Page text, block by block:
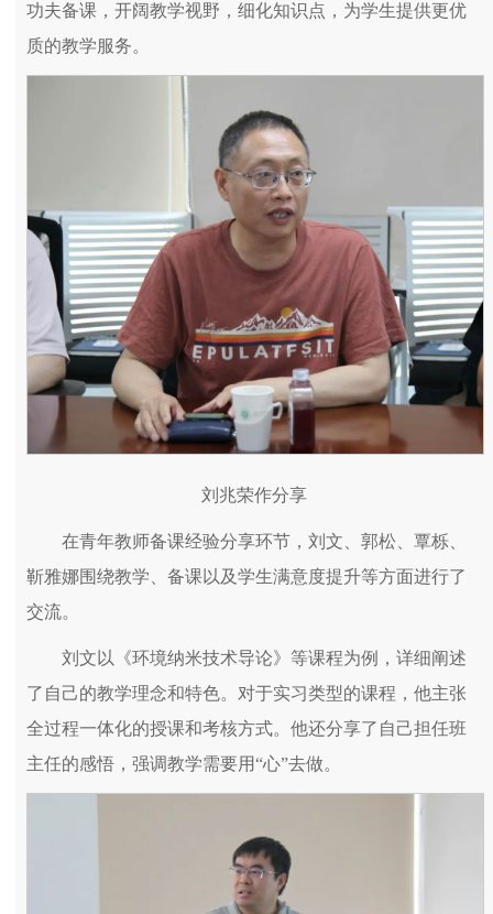
功夫备课，开阔教学视野，细化知识点，为学生提供更优
质的教学服务。
刘兆荣作分享
在青年教师备课经验分享环节，刘文、郭松、覃栎、
靳雅娜围绕教学、备课以及学生满意度提升等方面进行了
交流。
刘文以《环境纳米技术导论》等课程为例，详细阐述
了自己的教学理念和特色。对于实习类型的课程，他主张
全过程一体化的授课和考核方式。他还分享了自己担任班
主任的感悟，强调教学需要用“心”去做。